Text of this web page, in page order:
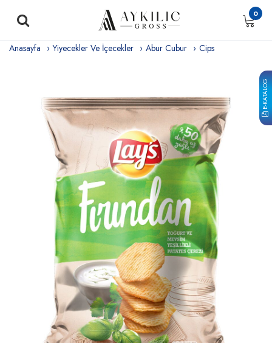
E-KATALOG
0
Anasayfa Yiyecekler Ve İçecekler Abur Cubur Cips